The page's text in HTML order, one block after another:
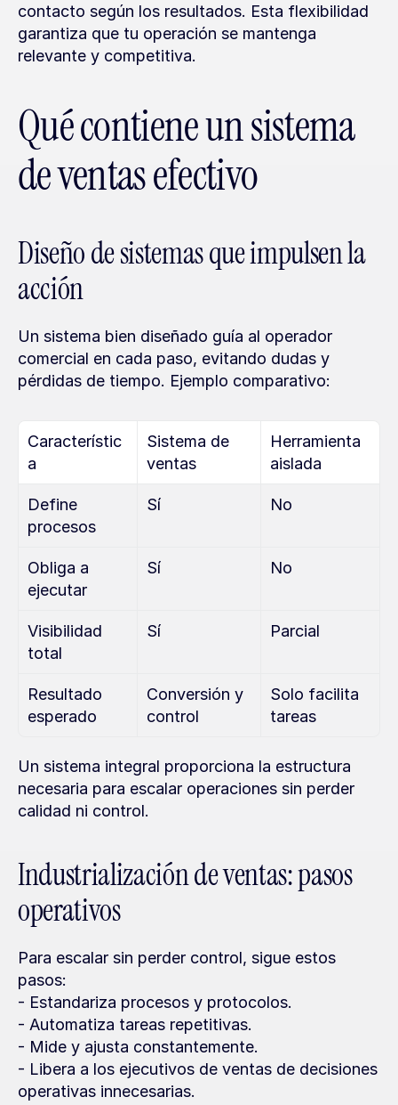
contacto según los resultados. Esta flexibilidad
garantiza que tu operación se mantenga
relevante y competitiva.
Qué contiene un sistema
de ventas efectivo
Diseño de sistemas que impulsen la
acción
Un sistema bien diseñado guía al operador
comercial en cada paso, evitando dudas y
pérdidas de tiempo. Ejemplo comparativo:
Característic
a
Sistema de
ventas
Herramienta
aislada
Define
procesos
Sí No
Obliga a
ejecutar
Sí No
Visibilidad
total
Sí Parcial
Resultado
esperado
Conversión y
control
Solo facilita
tareas
Un sistema integral proporciona la estructura
necesaria para escalar operaciones sin perder
calidad ni control.
Industrialización de ventas: pasos
operativos
Para escalar sin perder control, sigue estos
pasos:
- Estandariza procesos y protocolos.
- Automatiza tareas repetitivas.
- Mide y ajusta constantemente.
- Libera a los ejecutivos de ventas de decisiones
operativas innecesarias.